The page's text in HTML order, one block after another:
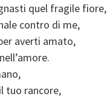
quel fragile fiore,
contro di me,
averti amato,
tuo rancore,